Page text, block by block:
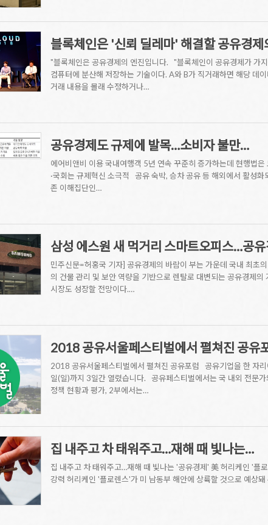
블록체인은 '신뢰 딜레마' 해결할 공유경
"블록체인은 공유경제의 엔진입니다. "블록체인이 공유경제가 가
컴퓨터에 분산해 저장하는 기술이다. A와 B가 직거래하면 해당 데
거래 내용을 몰래 수정하거나…
공유경제도 규제에 발목…소비자 불만…
에어비앤비 이용 국내여행객 5년 연속 꾸준히 증가하는데 현행법
·국회는 규제혁신 소극적 공유 숙박, 승차 공유 등 해외에서 활성
존 이해집단인…
삼성 에스원 새 먹거리 스마트오피스…공
민주신문=허홍국 기자] 공유경제의 바람이 부는 가운데 국내 최초
의 건물 관리 및 보안 역량을 기반으로 렌탈로 대변되는 공유경제
시장도 성장할 전망이다.…
2018 공유서울페스티벌에서 펼쳐진 공유
2018 공유서울페스티벌에서 펼쳐진 공유포럼 공유기업을 한 자
일(일)까지 3일간 열렸습니다. 공유페스티벌에서는 국 내외 전문
정책 현황과 평가, 2부에서는…
집 내주고 차 태워주고…재해 때 빛나는…
집 내주고 차 태워주고…재해 때 빛나는 '공유경제' 美 허리케인 '플
강력 허리케인 '플로렌스'가 미 남동부 해안에 상륙할 것으로 예상